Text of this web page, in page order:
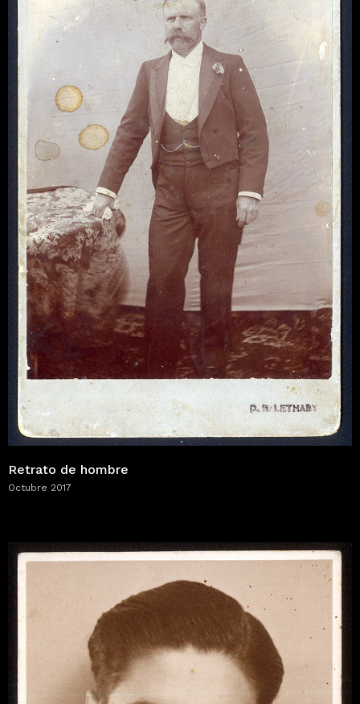
Retrato de hombre
Octubre 2017